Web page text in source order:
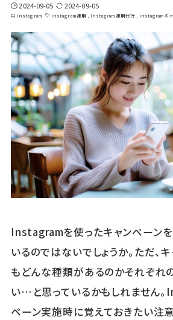
2024-09-05 2024-09-05
Instagram Instagram運用 Instagram運用代行 instagramキャ
Instagramを使ったキャンペーン
いるのではないでしょうか。ただ、
もどんな種類があるのかそれぞれ
い…と思っているかもしれません
ペーン実施時に覚えておきたい注